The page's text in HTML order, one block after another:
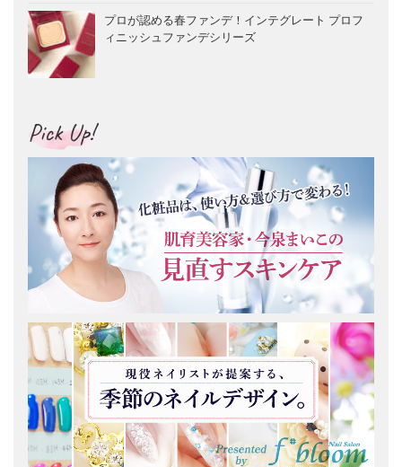
プロが認める春ファンデ！インテグレート プロフ
ィニッシュファンデシリーズ
Pick Up!